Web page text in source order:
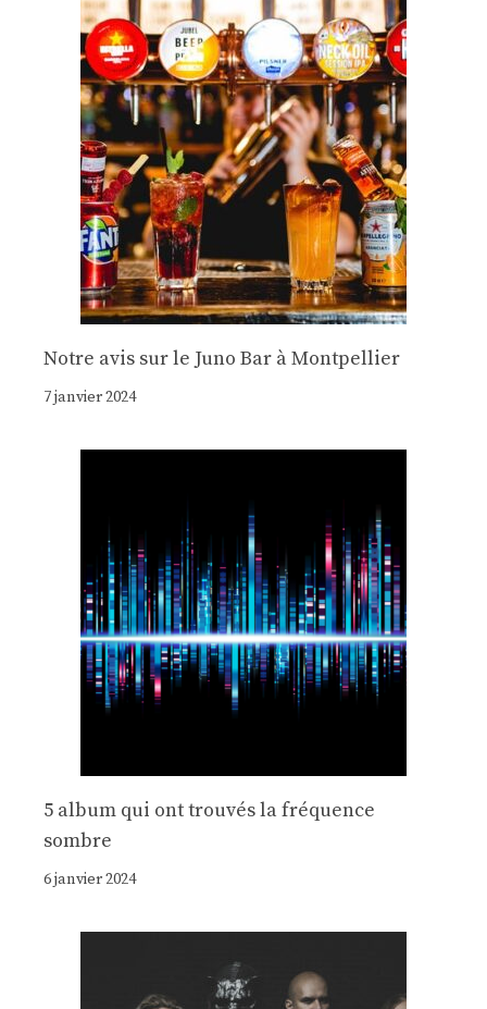
Notre avis sur le Juno Bar à Montpellier
7 janvier 2024
5 album qui ont trouvés la fréquence
sombre
6 janvier 2024